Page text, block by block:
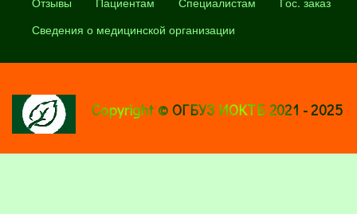
Сведения о медицинской организации
Copyright © ОГБУЗ ИОКТБ 2021 - 2025